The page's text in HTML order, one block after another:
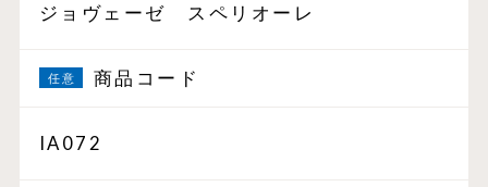
ジョヴェーゼ スペリオーレ
商品コード
IA072